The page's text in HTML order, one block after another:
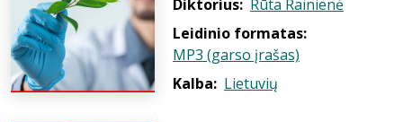
Diktorius: Rūta Rainienė
Leidinio formatas:
MP3 (garso įrašas)
Kalba: Lietuvių